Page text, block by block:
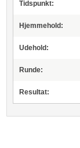
Tidspunkt:
Hjemmehold:
Udehold:
Runde:
Resultat: